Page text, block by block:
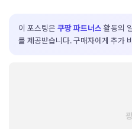
이 포스팅은 쿠팡 파트너스 활동의
를 제공받습니다. 구매자에게 추가